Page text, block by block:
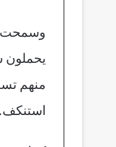
يحملون
منهم
استنكف.